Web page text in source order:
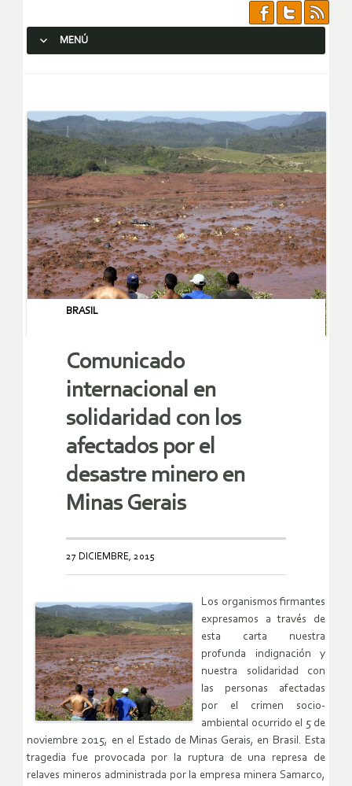
MENÚ
BRASIL
Comunicado
internacional en
solidaridad con los
afectados por el
desastre minero en
Minas Gerais
27 DICIEMBRE, 2015
Los organismos firmantes
expresamos a través de
esta carta nuestra
profunda indignación y
nuestra solidaridad con
las personas afectadas
por el crimen socio-
ambiental ocurrido el 5 de
noviembre 2015, en el Estado de Minas Gerais, en Brasil. Esta
tragedia fue provocada por la ruptura de una represa de
relaves mineros administrada por la empresa minera Samarco,